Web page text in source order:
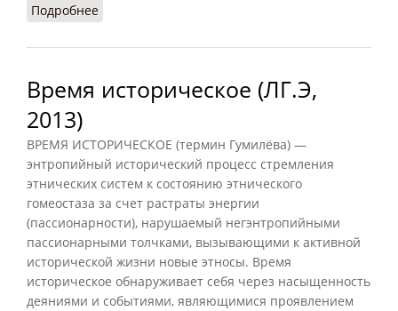
Подробнее
Время историческое (ЛГ.Э,
2013)
ВРЕМЯ ИСТОРИЧЕСКОЕ (термин Гумилёва) —
энтропийный исторический процесс стремления
этнических систем к состоянию этнического
гомеостаза за счет растраты энергии
(пассионарности), нарушаемый негэнтропийными
пассионарными толчками, вызывающими к активной
исторической жизни новые этносы. Время
историческое обнаруживает себя через насыщенность
деяниями и событиями, являющимися проявлением